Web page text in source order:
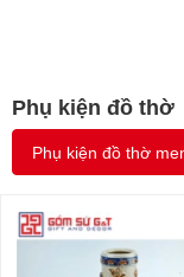
Phụ kiện đồ thờ
Phụ kiện đồ thờ